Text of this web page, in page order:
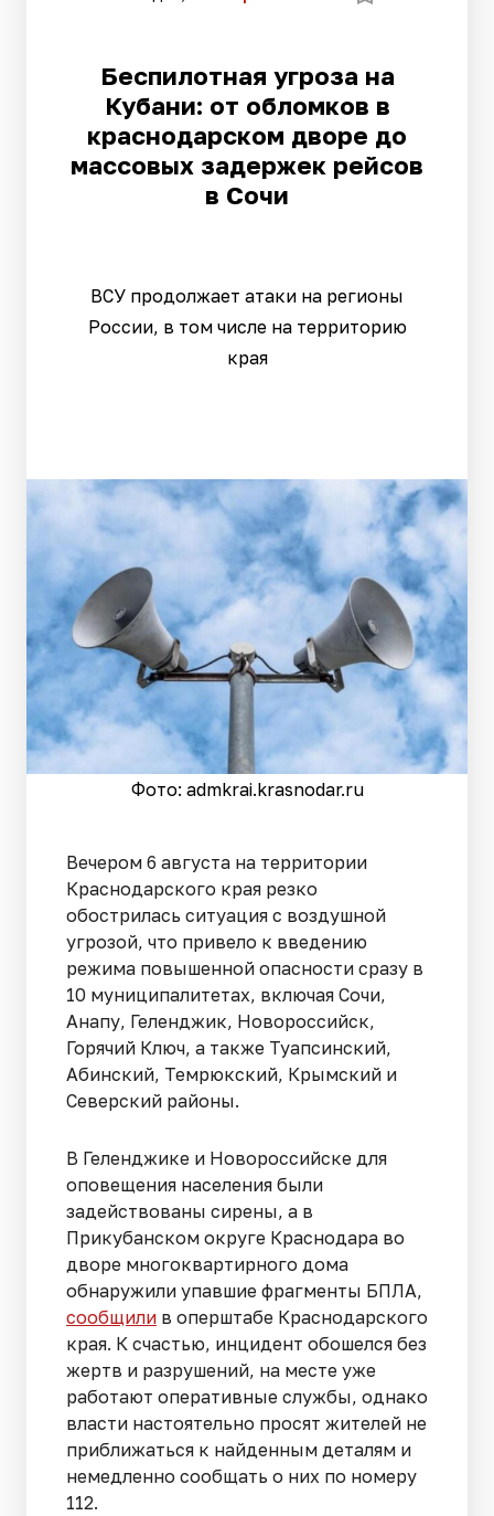
Беспилотная угроза на
Кубани: от обломков в
краснодарском дворе до
массовых задержек рейсов
в Сочи
ВСУ продолжает атаки на регионы
России, в том числе на территорию
края
Фото: admkrai.krasnodar.ru
Вечером 6 августа на территории
Краснодарского края резко
обострилась ситуация с воздушной
угрозой, что привело к введению
режима повышенной опасности сразу в
10 муниципалитетах, включая Сочи,
Анапу, Геленджик, Новороссийск,
Горячий Ключ, а также Туапсинский,
Абинский, Темрюкский, Крымский и
Северский районы.
В Геленджике и Новороссийске для
оповещения населения были
задействованы сирены, а в
Прикубанском округе Краснодара во
дворе многоквартирного дома
обнаружили упавшие фрагменты БПЛА,
сообщили в оперштабе Краснодарского
края. К счастью, инцидент обошелся без
жертв и разрушений, на месте уже
работают оперативные службы, однако
власти настоятельно просят жителей не
приближаться к найденным деталям и
немедленно сообщать о них по номеру
112.